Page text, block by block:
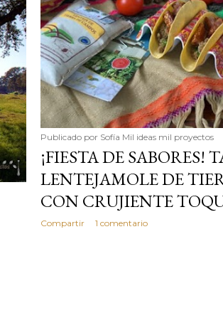
en un snack ligero, dorado,
100% natural. Es el sustituto
Publicado por Sofía Mil ideas mil proyectos
¡FIESTA DE SABORES!
LENTEJAMOLE DE
CON CRUJIENTE
Compartir 1 comentario